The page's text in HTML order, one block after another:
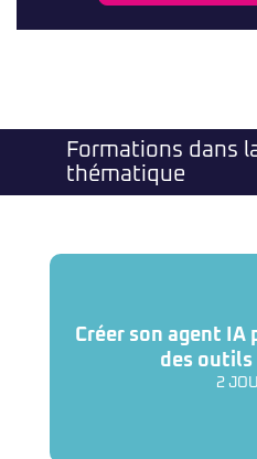
Formations dans
thématique
Créer son agent IA
des outils
2